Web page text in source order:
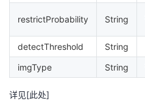
restrictProbability String
detectThreshold
String
imgType
String
详见[此处]